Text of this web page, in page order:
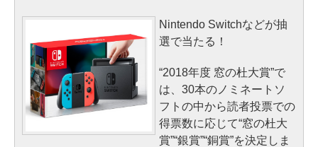
Nintendo Switchなどが抽
選で当たる！
“2018年度 窓の杜大賞”で
は、30本のノミネートソ
フトの中から読者投票での
得票数に応じて“窓の杜大
賞”“銀賞”“銅賞”を決定しま